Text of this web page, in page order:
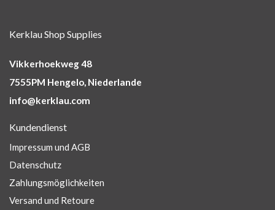
Kerklau Shop Supplies
Vikkerhoekweg 48
7555PM Hengelo, Niederlande
info@kerklau.com
Kundendienst
Impressum und AGB
Datenschutz
Zahlungsmöglichkeiten
Versand und Retoure